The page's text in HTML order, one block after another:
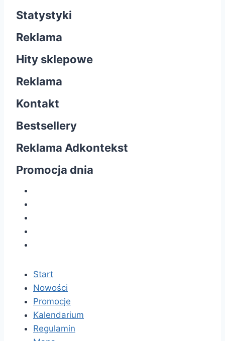
Statystyki
Reklama
Hity sklepowe
Reklama
Kontakt
Bestsellery
Reklama Adkontekst
Promocja dnia
Start
Nowości
Promocje
Kalendarium
Regulamin